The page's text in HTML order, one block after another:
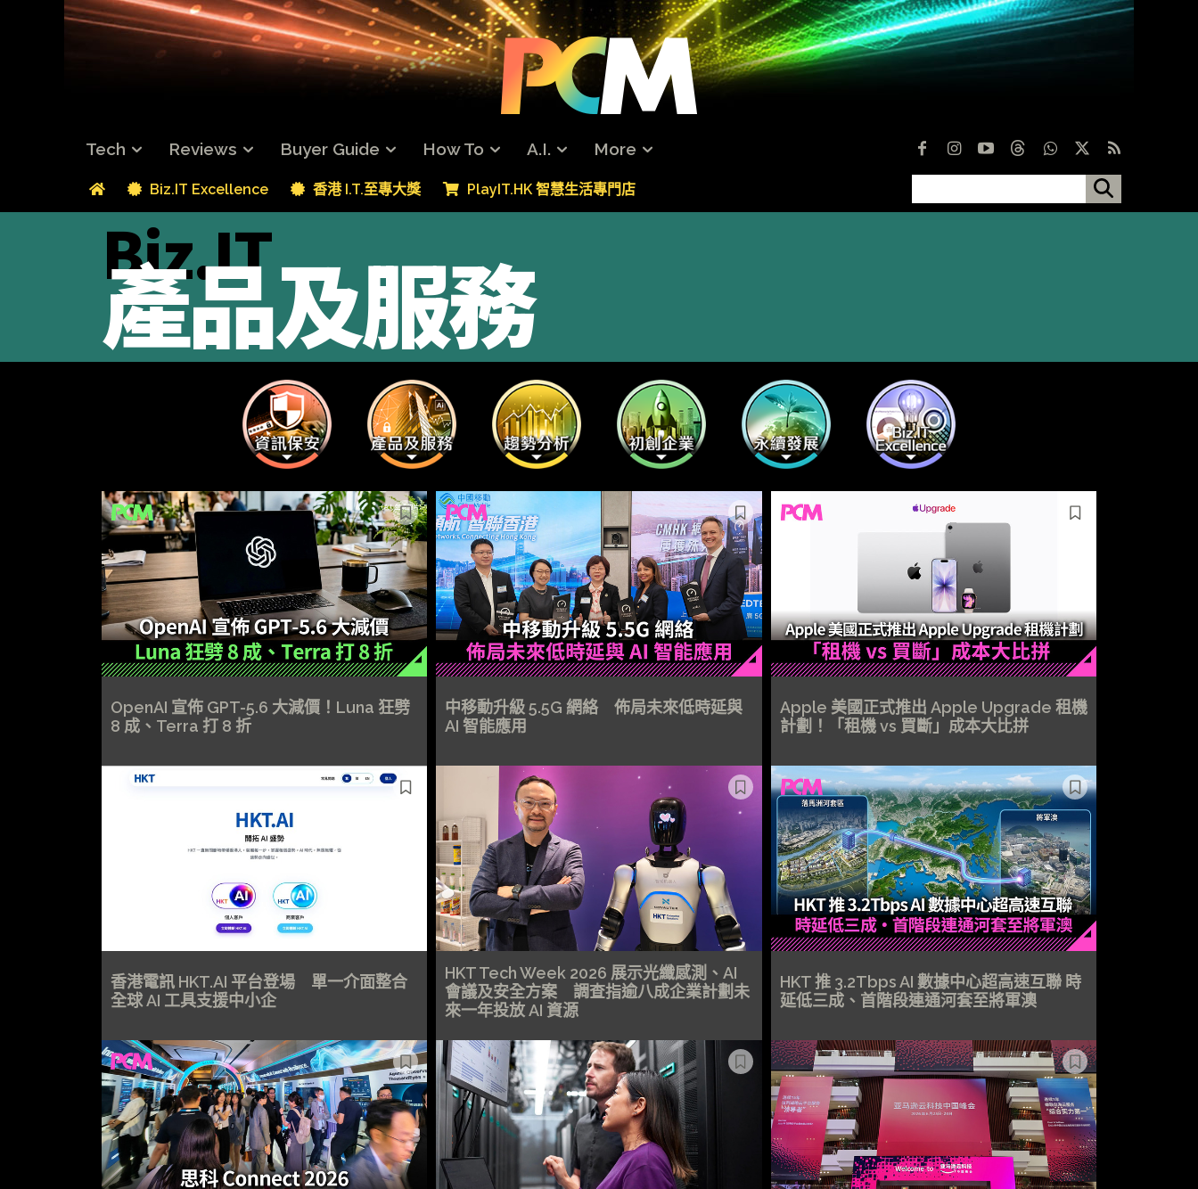
Tech Reviews Buyer Guide How To A.I. More
Biz.IT Excellence 香港 I.T.至專大獎 PlayIT.HK 智慧生活專門店
Biz.IT
產品及服務
OpenAI 宣佈 GPT-5.6 大減價！Luna 狂劈
8 成、Terra 打 8 折
中移動升級 5.5G 網絡 佈局未來低時延與
AI 智能應用
Apple 美國正式推出 Apple Upgrade 租機
計劃！「租機 vs 買斷」成本大比拼
香港電訊 HKT.AI 平台登場 單一介面整合
全球 AI 工具支援中小企
HKT Tech Week 2026 展示光纖感測、AI
會議及安全方案 調查指逾八成企業計劃未
來一年投放 AI 資源
HKT 推 3.2Tbps AI 數據中心超高速互聯 時
延低三成、首階段連通河套至將軍澳